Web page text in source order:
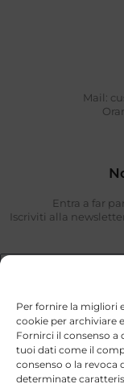
Per fornire la migliori
cookie per archiviare
Fornirci il consenso a
tuoi dati come il
consenso o la revoca
determinate
Mail:
Entra a far
Iscriviti alla